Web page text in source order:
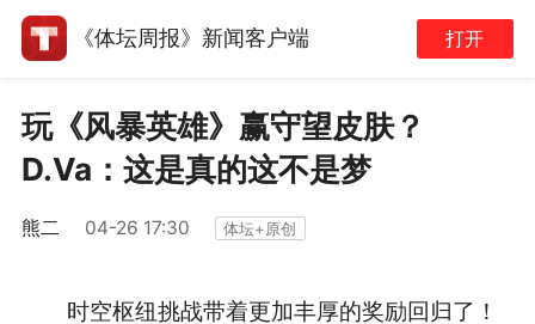
《体坛周报》新闻客户端 打开
玩《风暴英雄》赢守望皮肤？
D.Va：这是真的这不是梦
熊二 04-26 17:30 体坛+原创
时空枢纽挑战带着更加丰厚的奖励回归了！